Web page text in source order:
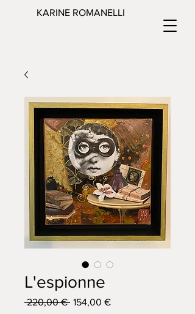
KARINE ROMANELLI
L'espionne
220,00 € Prix
154,00 €Prix